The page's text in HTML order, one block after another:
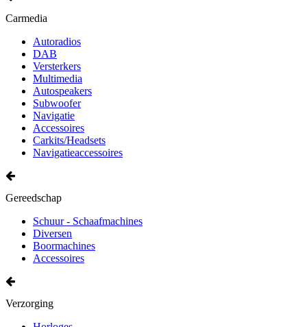
Carmedia
Autoradios
DAB
Versterkers
Multimedia
Autospeakers
Subwoofer
Navigatie
Accessoires
Carkits/Headsets
Navigatieaccessoires
Gereedschap
Schuur - Schaafmachines
Diversen
Boormachines
Accessoires
Verzorging